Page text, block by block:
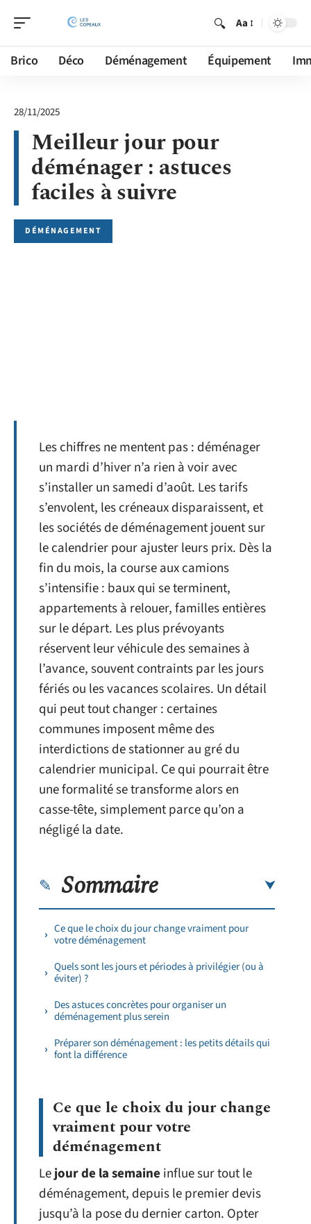
Aa
Brico Déco Déménagement Équipement
28/11/2025
Meilleur jour pour
déménager : astuces
faciles à suivre
DÉMÉNAGEMENT
Les chiffres ne mentent pas : déménager
un mardi d’hiver n’a rien à voir avec
s’installer un samedi d’août. Les tarifs
s’envolent, les créneaux disparaissent, et
les sociétés de déménagement jouent sur
le calendrier pour ajuster leurs prix. Dès la
fin du mois, la course aux camions
s’intensifie : baux qui se terminent,
appartements à relouer, familles entières
sur le départ. Les plus prévoyants
réservent leur véhicule des semaines à
l’avance, souvent contraints par les jours
fériés ou les vacances scolaires. Un détail
qui peut tout changer : certaines
communes imposent même des
interdictions de stationner au gré du
calendrier municipal. Ce qui pourrait être
une formalité se transforme alors en
casse-tête, simplement parce qu’on a
négligé la date.
Sommaire
Ce que le choix du jour change vraiment pour
votre déménagement
Quels sont les jours et périodes à privilégier (ou à
éviter) ?
Des astuces concrètes pour organiser un
déménagement plus serein
Préparer son déménagement : les petits détails qui
font la différence
Ce que le choix du jour change
vraiment pour votre
déménagement
Lejour de la semaine influe sur tout le
déménagement, depuis le premier devis
jusqu’à la pose du dernier carton. Opter